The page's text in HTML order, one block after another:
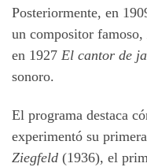
Posteriormente, en
un compositor famoso,
en 1927 El cantor de
sonoro.
El programa destaca
experimentó su
Ziegfeld (1936), el